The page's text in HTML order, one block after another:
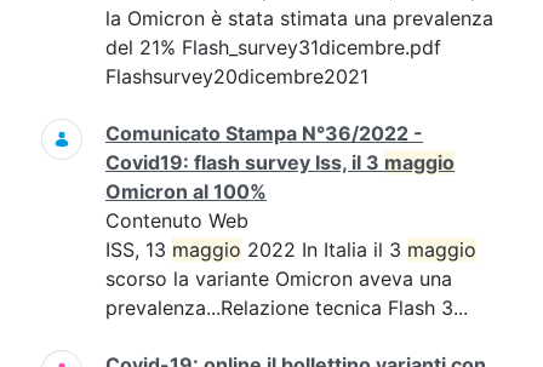
la Omicron è stata stimata una prevalenza
del 21% Flash_survey31dicembre.pdf
Flashsurvey20dicembre2021
Comunicato Stampa N°36/2022 -
Covid19: flash survey Iss, il 3 maggio
Omicron al 100%
Contenuto Web
ISS, 13 maggio 2022 In Italia il 3 maggio
scorso la variante Omicron aveva una
prevalenza...Relazione tecnica Flash 3...